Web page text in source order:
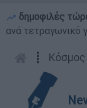
δημοφιλές
ανά τετραγωνικό
┋ Κόσμος